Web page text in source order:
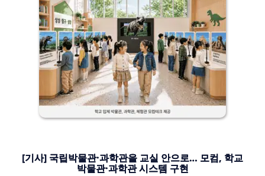
[기사] 국립박물관·과학관을 교실 안으로… 모컴, 학교
박물관·과학관 시스템 구현